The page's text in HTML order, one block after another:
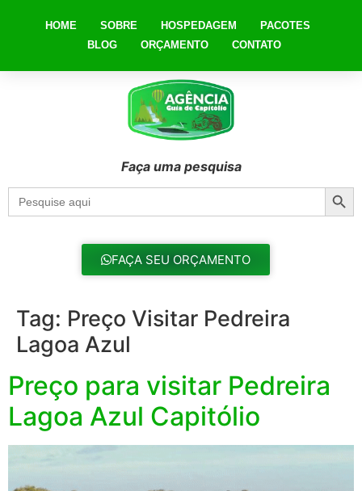
HOME SOBRE HOSPEDAGEM
PACOTES
BLOG
ORÇAMENTO CONTATO
Faça uma pesquisa
Search
for:
FAÇA SEU ORÇAMENTO
Tag: Preço Visitar Pedreira
Lagoa Azul
Preço para visitar Pedreira
Lagoa Azul Capitólio